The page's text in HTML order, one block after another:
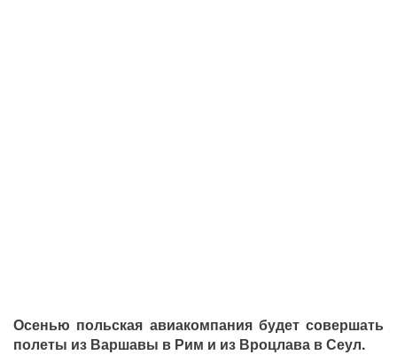
Осенью польская авиакомпания будет совершать
полеты из Варшавы в Рим и из Вроцлава в Сеул.